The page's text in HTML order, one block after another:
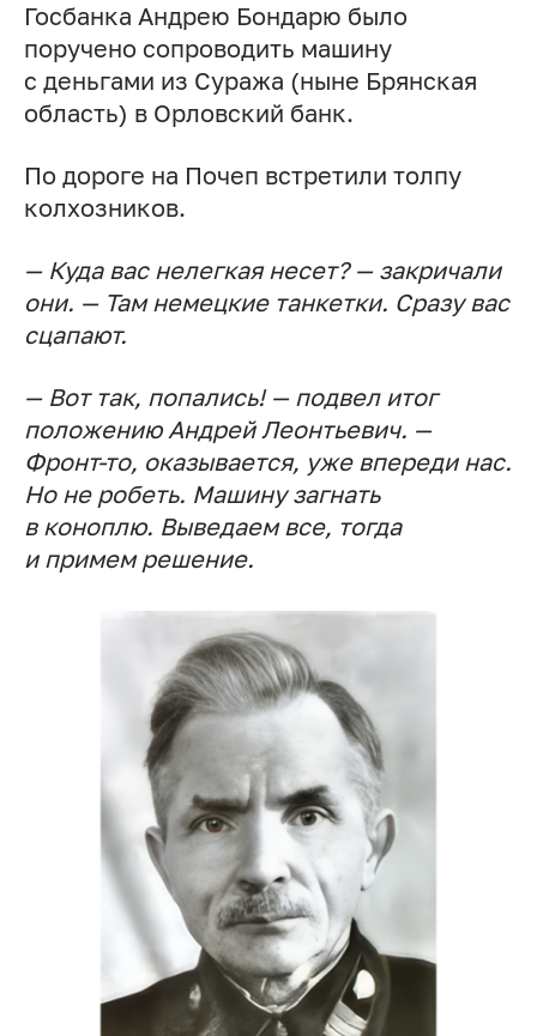
Госбанка Андрею Бондарю было
поручено сопроводить машину
с деньгами из Суража (ныне Брянская
область) в Орловский банк.
По дороге на Почеп встретили толпу
колхозников.
— Куда вас нелегкая несет? — закричали
они. — Там немецкие танкетки. Сразу вас
сцапают.
— Вот так, попались! — подвел итог
положению Андрей Леонтьевич. —
Фронт-то, оказывается, уже впереди нас.
Но не робеть. Машину загнать
в коноплю. Выведаем все, тогда
и примем решение.